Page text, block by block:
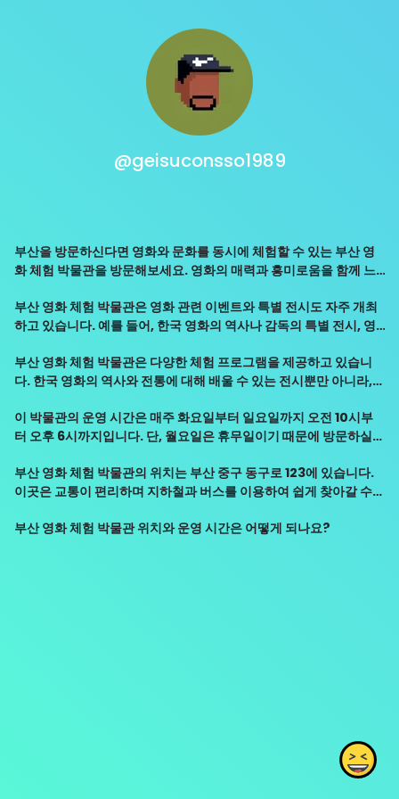
@geisuconsso1989
부산을 방문하신다면 영화와 문화를 동시에 체험할 수 있는 부산 영
화 체험 박물관을 방문해보세요. 영화의 매력과 흥미로움을 함께 느
부산 영화 체험 박물관은 영화 관련 이벤트와 특별 전시도 자주 개최
하고 있습니다. 예를 들어, 한국 영화의 역사나 감독의 특별 전시, 영
게 최고의 만족감을 선사하고 있습니다.
부산 영화 체험 박물관은 다양한 체험 프로그램을 제공하고 있습니
다. 한국 영화의 역사와 전통에 대해 배울 수 있는 전시뿐만 아니라,
감상을 위한 상영관 및 라운지도 운영되어 영화를 조용히 감상하기에
최적의 장소입니다.
이 박물관의 운영 시간은 매주 화요일부터 일요일까지 오전 10시부
터 오후 6시까지입니다. 단, 월요일은 휴무일이기 때문에 방문하실
부산 영화 체험 박물관의 위치는 부산 중구 동구로 123에 있습니다.
이곳은 교통이 편리하며 지하철과 버스를 이용하여 쉽게 찾아갈 수
위치해 있습니다.
부산 영화 체험 박물관 위치와 운영 시간은 어떻게 되나요?